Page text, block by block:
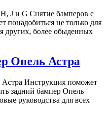
J и G Снятие бамперов с
понадобиться не только для
других, более обыденных
Опель Астра
Астра Инструкция поможет
задний бампер Опель
руководства для всех